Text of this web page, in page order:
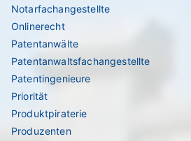
Notarfachangestellte
Onlinerecht
Patentanwälte
Patentanwaltsfachangestellte
Patentingenieure
Priorität
Produktpiraterie
Produzenten